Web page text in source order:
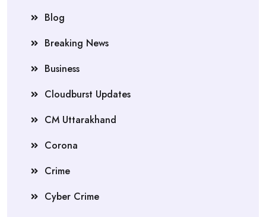
Blog
Breaking News
Business
Cloudburst Updates
CM Uttarakhand
Corona
Crime
Cyber Crime